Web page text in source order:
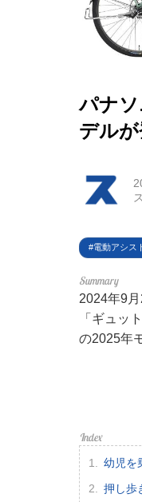
パナ
デル
電動アシス
2024年9
「ギュッ
の2025年
幼児を
押し歩